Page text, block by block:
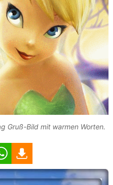
Gruß-Bild mit warmen Worten.